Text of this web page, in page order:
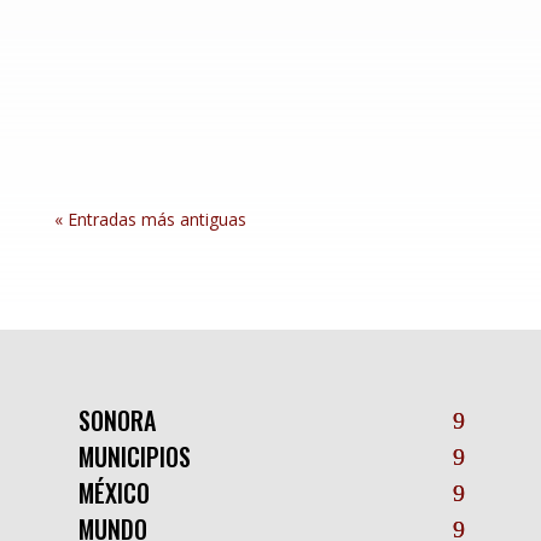
« Entradas más antiguas
SONORA
MUNICIPIOS
MÉXICO
MUNDO